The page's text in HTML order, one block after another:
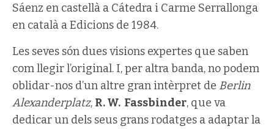
Sáenz en castellà a Cátedra i Carme Serrallonga
en català a Edicions de 1984.
Les seves són dues visions expertes que saben
com llegir l’original. I, per altra banda, no podem
oblidar-nos d’un altre gran intèrpret de Berlin
Alexanderplatz, R. W. Fassbinder, que va
dedicar un dels seus grans rodatges a adaptar la